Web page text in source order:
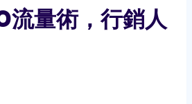
流量術，行銷人